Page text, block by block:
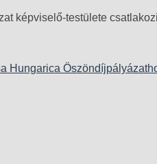
képviselő-testülete
Hungarica